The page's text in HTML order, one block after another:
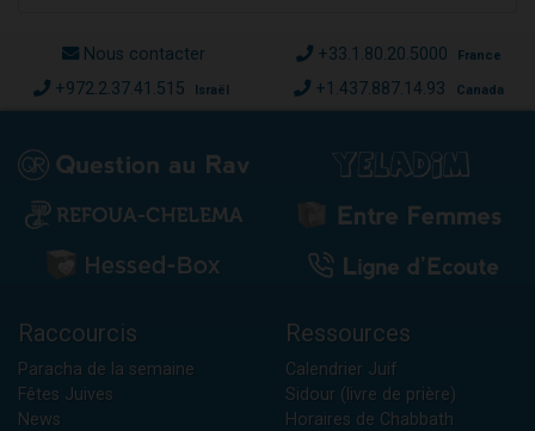
Nous contacter +33.1.80.20.5000 France
+972.2.37.41.515 Israël +1.437.887.14.93 Canada
Raccourcis
Paracha de la semaine
Fêtes Juives
News
Ressources
Calendrier Juif
Sidour (livre de prière)
Horaires de Chabbath